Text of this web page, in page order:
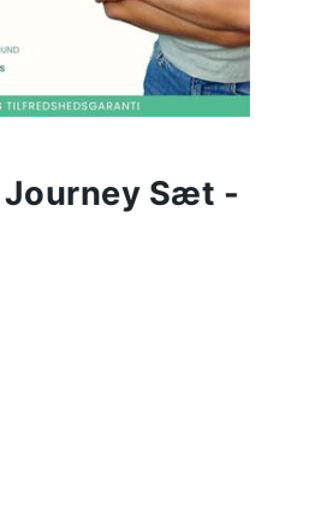
Journey Sæt -